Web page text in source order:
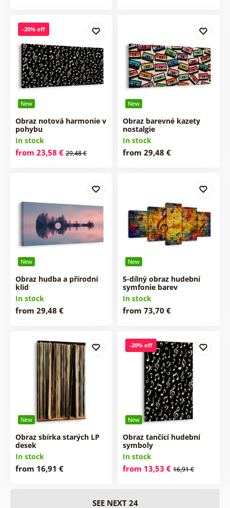
New
-20% off
Obraz notová harmonie v
pohybu
In stock
from 23,58 € 29,48 €
New
Obraz barevné kazety
nostalgie
In stock
from 29,48 €
New
Obraz hudba a přírodní
klid
In stock
from 29,48 €
New
5-dílný obraz hudební
symfonie barev
In stock
from 73,70 €
New
Obraz sbírka starých LP
desek
In stock
from 16,91 €
New
-20% off
Obraz tančící hudební
symboly
In stock
from 13,53 € 16,91 €
SEE NEXT 24